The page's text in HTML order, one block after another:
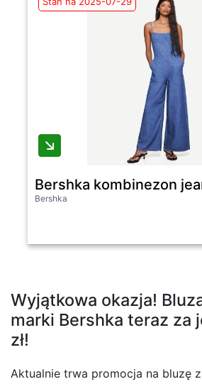
Bershka kombinezon
Bershka
Wyjątkowa okazja!
marki Bershka teraz za
zł!
Aktualnie trwa promocja na bluzę